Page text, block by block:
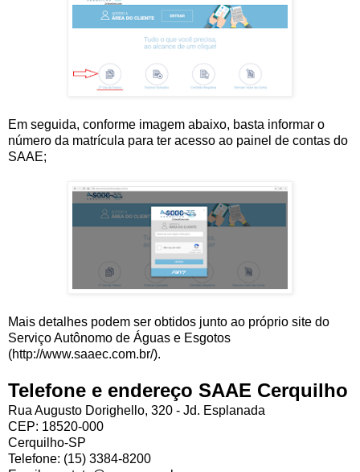
Em seguida, conforme imagem abaixo, basta informar o
número da matrícula para ter acesso ao painel de contas do
SAAE;
Mais detalhes podem ser obtidos junto ao próprio site do
Serviço Autônomo de Águas e Esgotos
(http://www.saaec.com.br/).
Telefone e endereço SAAE Cerquilho
Rua Augusto Dorighello, 320 - Jd. Esplanada
CEP: 18520-000
Cerquilho-SP
Telefone: (15) 3384-8200